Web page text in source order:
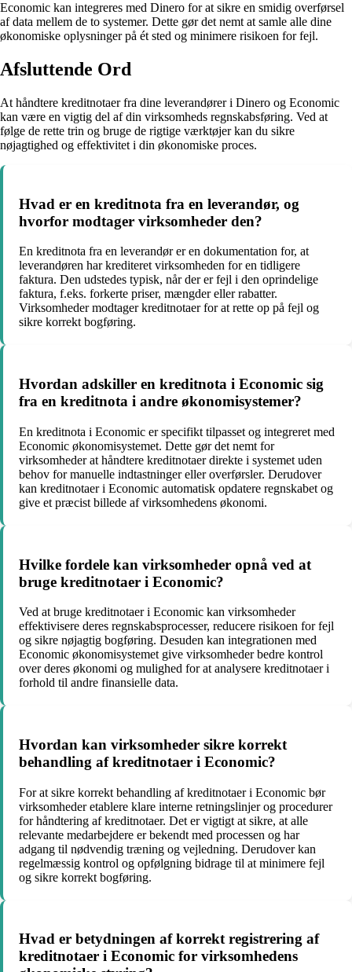
Economic kan integreres med Dinero for at sikre en smidig overførsel
af data mellem de to systemer. Dette gør det nemt at samle alle dine
økonomiske oplysninger på ét sted og minimere risikoen for fejl.
Afsluttende Ord
At håndtere kreditnotaer fra dine leverandører i Dinero og Economic
kan være en vigtig del af din virksomheds regnskabsføring. Ved at
følge de rette trin og bruge de rigtige værktøjer kan du sikre
nøjagtighed og effektivitet i din økonomiske proces.
Hvad er en kreditnota fra en leverandør, og
hvorfor modtager virksomheder den?
En kreditnota fra en leverandør er en dokumentation for, at
leverandøren har krediteret virksomheden for en tidligere
faktura. Den udstedes typisk, når der er fejl i den oprindelige
faktura, f.eks. forkerte priser, mængder eller rabatter.
Virksomheder modtager kreditnotaer for at rette op på fejl og
sikre korrekt bogføring.
Hvordan adskiller en kreditnota i Economic sig
fra en kreditnota i andre økonomisystemer?
En kreditnota i Economic er specifikt tilpasset og integreret med
Economic økonomisystemet. Dette gør det nemt for
virksomheder at håndtere kreditnotaer direkte i systemet uden
behov for manuelle indtastninger eller overførsler. Derudover
kan kreditnotaer i Economic automatisk opdatere regnskabet og
give et præcist billede af virksomhedens økonomi.
Hvilke fordele kan virksomheder opnå ved at
bruge kreditnotaer i Economic?
Ved at bruge kreditnotaer i Economic kan virksomheder
effektivisere deres regnskabsprocesser, reducere risikoen for fejl
og sikre nøjagtig bogføring. Desuden kan integrationen med
Economic økonomisystemet give virksomheder bedre kontrol
over deres økonomi og mulighed for at analysere kreditnotaer i
forhold til andre finansielle data.
Hvordan kan virksomheder sikre korrekt
behandling af kreditnotaer i Economic?
For at sikre korrekt behandling af kreditnotaer i Economic bør
virksomheder etablere klare interne retningslinjer og procedurer
for håndtering af kreditnotaer. Det er vigtigt at sikre, at alle
relevante medarbejdere er bekendt med processen og har
adgang til nødvendig træning og vejledning. Derudover kan
regelmæssig kontrol og opfølgning bidrage til at minimere fejl
og sikre korrekt bogføring.
Hvad er betydningen af korrekt registrering af
kreditnotaer i Economic for virksomhedens